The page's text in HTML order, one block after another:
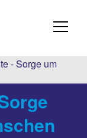
- Sorge um